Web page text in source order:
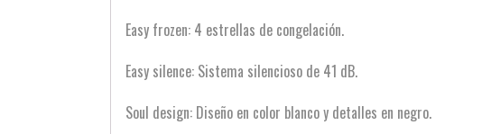
Easy frozen: 4 estrellas de congelación.
Easy silence: Sistema silencioso de 41 dB.
Soul design: Diseño en color blanco y detalles en negro.